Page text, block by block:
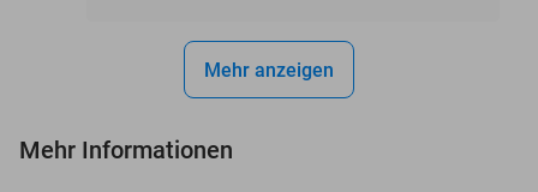
Mehr anzeigen
Mehr Informationen